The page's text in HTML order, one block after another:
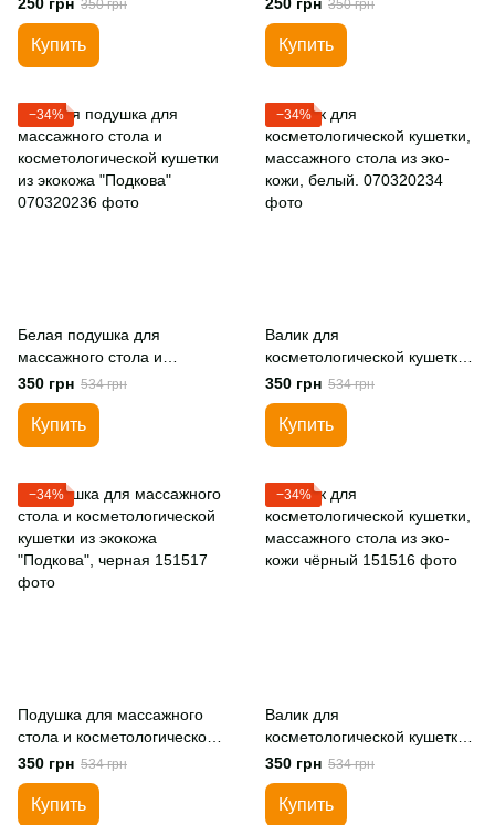
350 грн
Купить
350 грн
Купить
−34%
Белая подушка для
массажного стола и
косметологической кушетки
из экокожа "Подкова"
350 грн 534 грн
Купить
−34%
Валик для
косметологической кушетки,
массажного стола из эко-
кожи, белый.
350 грн 534 грн
Купить
−34%
Подушка для массажного
стола и косметологической
кушетки из экокожа
"Подкова", черная
350 грн 534 грн
Купить
−34%
Валик для
косметологической кушетки,
массажного стола из эко-
кожи чёрный
350 грн 534 грн
Купить